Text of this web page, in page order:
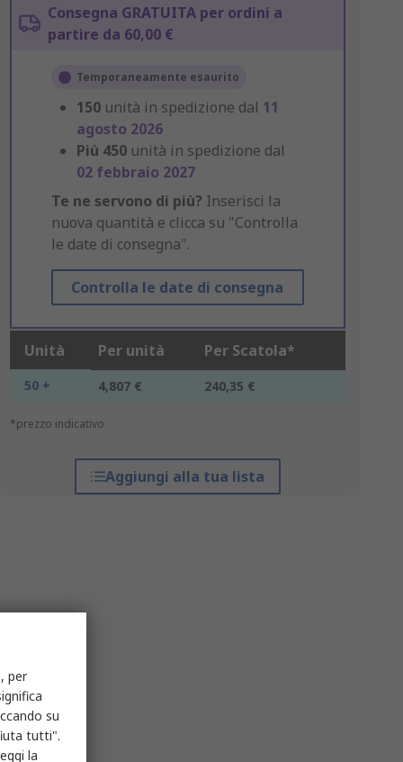
Consegna GRATUITA per ordini a
partire da 60,00 €
Temporaneamente esaurito
150 unità in spedizione dal 11
agosto 2026
Più 450 unità in spedizione dal
02 febbraio 2027
Te ne servono di più? Inserisci la
nuova quantità e clicca su "Controlla
le date di consegna".
Controlla le date di consegna
Unità Per unità Per Scatola*
50 + 4,807 € 240,35 €
*prezzo indicativo
Aggiungi alla tua lista
per
su
tutti".
la